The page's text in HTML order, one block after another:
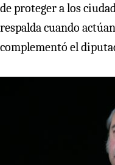
de proteger a los
respalda cuando
complementó el